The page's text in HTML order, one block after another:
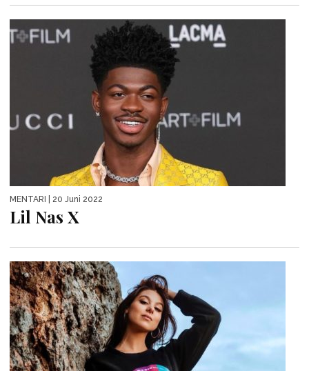
MENTARI | 20 Juni 2022
Lil Nas X